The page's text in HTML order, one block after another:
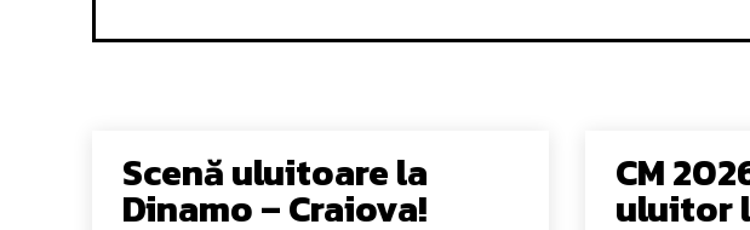
Scenă uluitoare la
Dinamo – Craiova!
CM
uluitor